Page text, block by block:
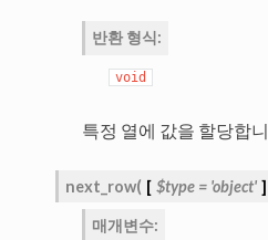
반환 형식:
void
특정 열에 값을 할당합
next_row( [ $type = 'object' ]
매개변수: